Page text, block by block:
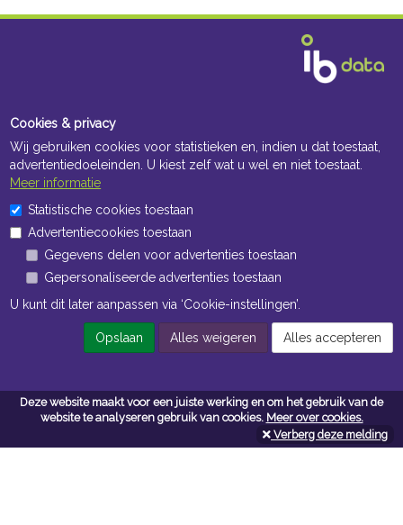
Deze website maakt voor een juiste werking en om het gebruik van de
website te analyseren gebruik van cookies. Meer over cookies.
Verberg deze melding
Openingstijden Kantoor
ma t/m vr 8:30 uur tot 17:00 uur
Openingstijden Magazijn
ma t/m vr 7:00 uur tot 16:30 uur
Navigatie
Algemene voorwaarden
Cookies & privacy
Wij gebruiken cookies voor statistieken en, indien u dat toestaat,
advertentiedoeleinden. U kiest zelf wat u wel en niet toestaat.
Meer informatie
Statistische cookies toestaan
Advertentiecookies toestaan
Gegevens delen voor advertenties toestaan
Gepersonaliseerde advertenties toestaan
U kunt dit later aanpassen via ‘Cookie-instellingen’.
Opslaan Alles weigeren Alles accepteren